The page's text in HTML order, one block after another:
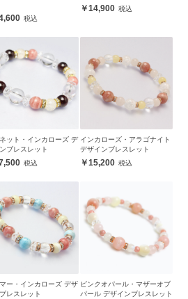
14,900
ット・インカローズ デ
ブレスレット
インカローズ・アラゴナイト
デザインブレスレット
15,200
ー・インカローズ デザ
レスレット
ピンクオパール・マザーオブ
パール デザインブレスレット